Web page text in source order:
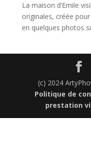
La maison d’Emile
originales, créée
en quelques photos
(c) 2024
Politique de
prestation